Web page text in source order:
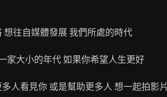
想往自媒體發展 我們所處的時代
家大小的年代 如果你希望人生更好
人看見你 或是幫助更多人 想一起拍影片